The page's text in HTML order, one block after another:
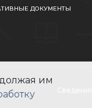
ДОКУМЕНТЫ
им